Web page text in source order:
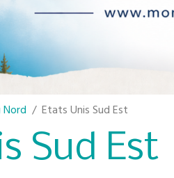
Etats Unis Sud Est
Sud Est